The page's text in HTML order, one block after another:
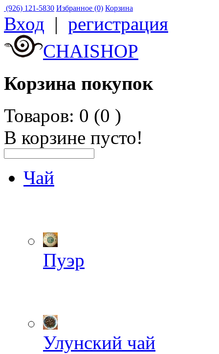
(926) 121-5830 Избранное (0) Корзина
Вход | регистрация
CHAISHOP
Корзина покупок
Товаров: 0 (0 )
В корзине пусто!
Чай
Пуэр
Улунский чай